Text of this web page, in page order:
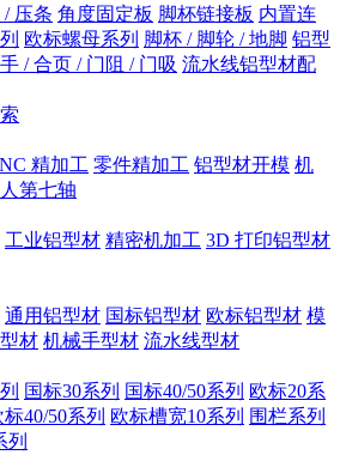
/ 压条 角度固定板 脚杯链接板 内置连
欧标螺母系列 脚杯 / 脚轮 / 地脚 铝型
/ 合页 / 门阻 / 门吸 流水线铝型材配
精加工 零件精加工 铝型材开模 机
第七轴
工业铝型材 精密机加工 3D 打印铝型材
通用铝型材 国标铝型材 欧标铝型材 模
材 机械手型材 流水线型材
国标30系列 国标40/50系列 欧标20系
标40/50系列 欧标槽宽10系列 围栏系列
列